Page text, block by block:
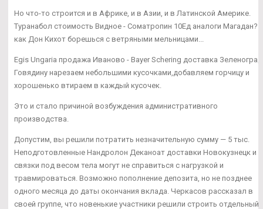
Но что-то строится и в Африке, и в Азии, и в Латинской Америке.
Туранабол стоимость Видное - Cоматропин 10Ед аналоги Магадан?
как Дон Кихот борешься с ветряными мельницами...
Egis Ungaria продажа Иваново - Bayer Schering доставка
Говядину нарезаем небольшими кусочками,добавляем горчицу и
хорошенько втираем в каждый кусочек.
Это и стало причиной возбуждения административного
производства.
Допустим, вы решили потратить незначительную сумму — 5 тыс.
Неподготовленные Нандролон Деканоат доставки Новокузнецк и
связки под весом тела могут не справиться с нагрузкой и
травмироваться. Возможно пополнение депозита, но не позднее
одного месяца до даты окончания вклада. Черкасов рассказал в
своей группе, что новенькие участники решили строить отдельный